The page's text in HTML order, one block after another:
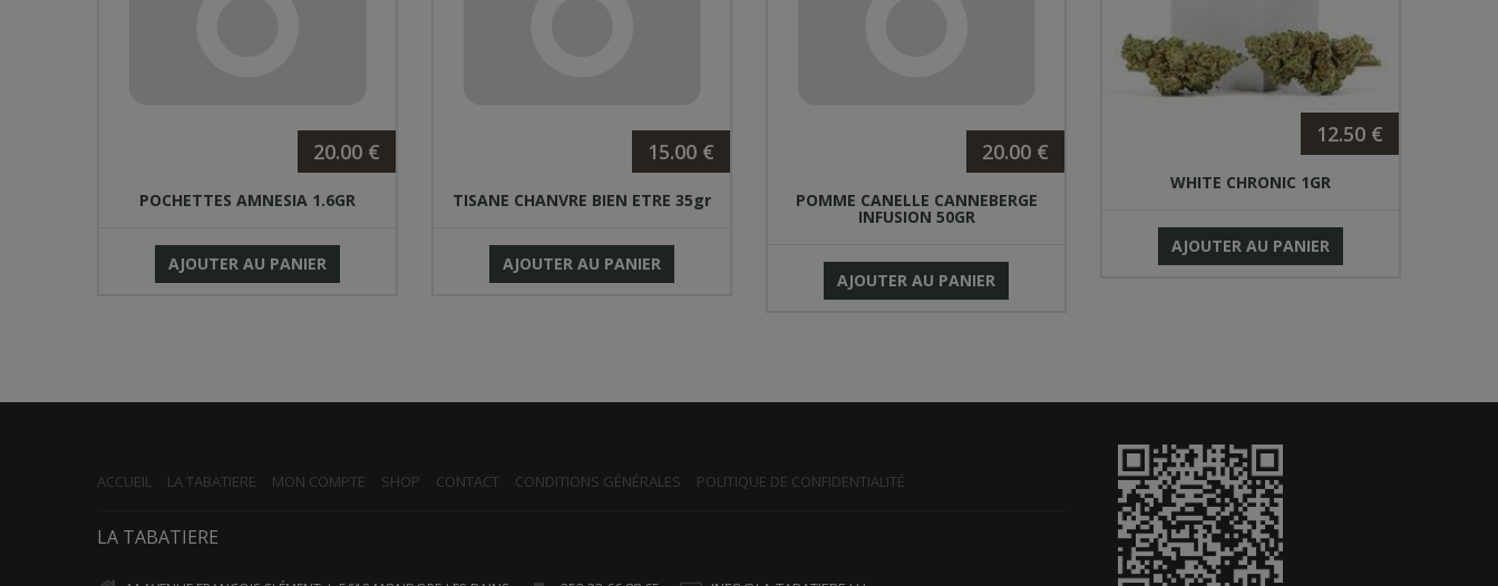
20.00 €
POCHETTES AMNESIA 1.6GR
AJOUTER AU PANIER
15.00 €
TISANE CHANVRE BIEN ETRE 35gr
AJOUTER AU PANIER
20.00 €
POMME CANELLE CANNEBERGE
INFUSION 50GR
AJOUTER AU PANIER
12.50 €
WHITE CHRONIC 1GR
AJOUTER AU PANIER
ACCUEIL LA TABATIERE MON COMPTE SHOP CONTACT CONDITIONS GÉNÉRALES POLITIQUE DE CONFIDENTIALITÉ
LA TABATIERE